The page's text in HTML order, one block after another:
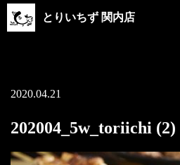
とりいちず 関内店
2020.04.21
202004_5w_toriichi (2)